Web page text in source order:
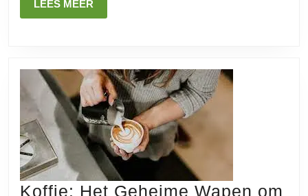
LEES MEER
MEER
Koffie: Het Geheime Wapen om